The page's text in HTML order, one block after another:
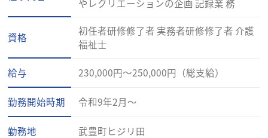
やレクリエーションの企画 記録業 務
資格
初任者研修修了者 実務者研修修了者 介護
福祉士
給与 230,000円～250,000円（総支給）
勤務開始時期 令和9年2月～
勤務地 武豊町ヒジリ田